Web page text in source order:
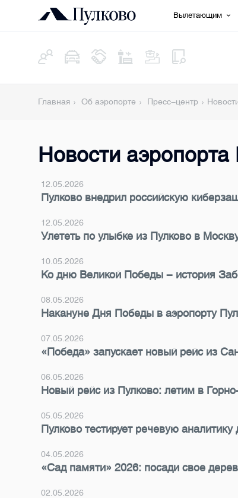
Вылетающим
Главная Об аэропорте Пресс-центр
Новости аэропорта
12.05.2026
Пулково внедрил российскую
12.05.2026
Улететь по улыбке из Пулково в
10.05.2026
Ко дню Великой Победы - история
08.05.2026
Накануне Дня Победы в аэропорту
07.05.2026
«Победа» запускает новый рейс из
06.05.2026
Новый рейс из Пулково: летим в
05.05.2026
Пулково тестирует речевую аналитику
04.05.2026
«Сад памяти» 2026: посади свое
02.05.2026